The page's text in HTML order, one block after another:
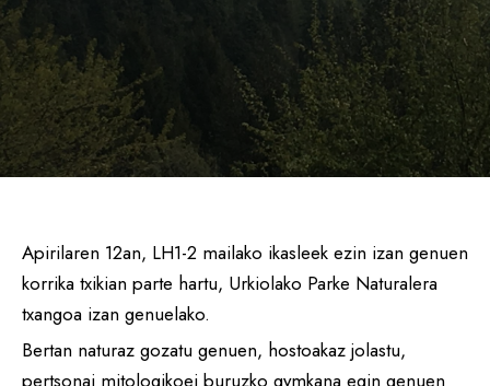
Apirilaren 12an, LH1-2 mailako ikasleek ezin izan genuen
korrika txikian parte hartu, Urkiolako Parke Naturalera
txangoa izan genuelako.
Bertan naturaz gozatu genuen, hostoakaz jolastu,
pertsonai mitologikoei buruzko gymkana egin genuen